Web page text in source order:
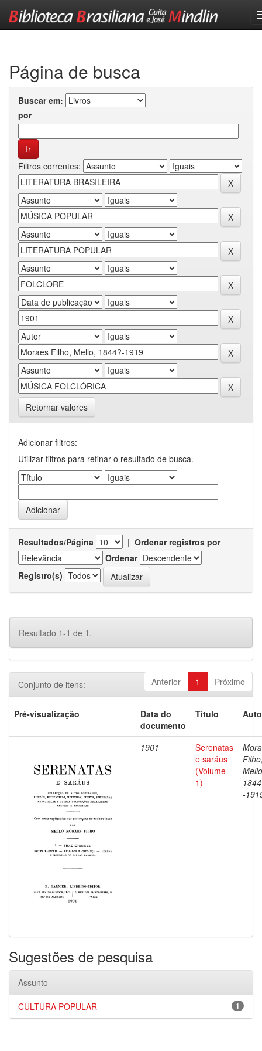
Página de busca
Buscar em:
por
Filtros correntes:
Retornar valores
Adicionar filtros:
Utilizar filtros para refinar o resultado de busca.
Resultados/Página | Ordenar registros por
Ordenar
Registro(s)
Resultado 1-1 de 1.
Anterior 1 Próximo
Conjunto de itens:
Pré-visualização
Data do
documento
Título
1901
Serenatas
e saráus
(Volume
1)
-
Sugestões de pesquisa
Assunto
1
CULTURA POPULAR